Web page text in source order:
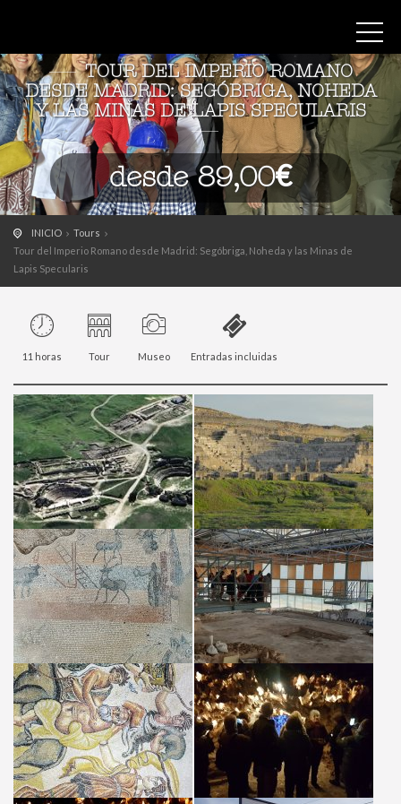
TOUR DEL IMPERIO ROMANO
DESDE MADRID: SEGÓBRIGA, NOHEDA
Y LAS MINAS DE LAPIS SPECULARIS
desde 89,00€
INICIO
Tours
Tour del Imperio Romano desde Madrid: Segóbriga, Noheda y las Minas de
Lapis Specularis
11 horas Tour Museo Entradas incluidas